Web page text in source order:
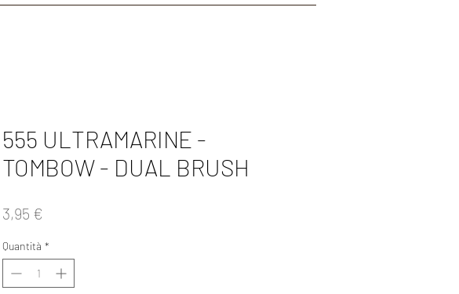
555 ULTRAMARINE -
TOMBOW - DUAL BRUSH
3,95 €
Quantità *